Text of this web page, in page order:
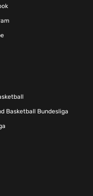
Basketball Bundesliga